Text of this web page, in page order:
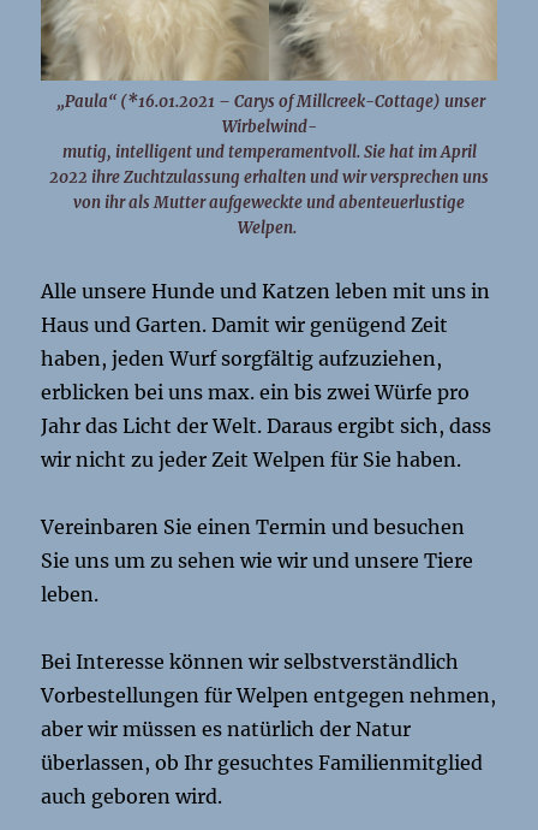
„Paula“ (*16.01.2021 – Carys of Millcreek-Cottage) unser
Wirbelwind-
mutig, intelligent und temperamentvoll. Sie hat im April
2022 ihre Zuchtzulassung erhalten und wir versprechen uns
von ihr als Mutter aufgeweckte und abenteuerlustige
Welpen.
Alle unsere Hunde und Katzen leben mit uns in
Haus und Garten. Damit wir genügend Zeit
haben, jeden Wurf sorgfältig aufzuziehen,
erblicken bei uns max. ein bis zwei Würfe pro
Jahr das Licht der Welt. Daraus ergibt sich, dass
wir nicht zu jeder Zeit Welpen für Sie haben.
Vereinbaren Sie einen Termin und besuchen
Sie uns um zu sehen wie wir und unsere Tiere
leben.
Bei Interesse können wir selbstverständlich
Vorbestellungen für Welpen entgegen nehmen,
aber wir müssen es natürlich der Natur
überlassen, ob Ihr gesuchtes Familienmitglied
auch geboren wird.